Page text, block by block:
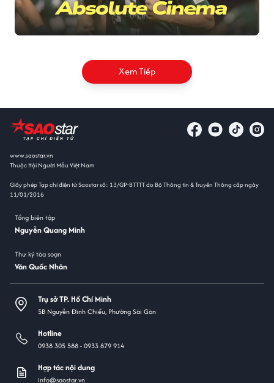
Xem Tiếp
www.saostar.vn
Thuộc Hội Người Mẫu Việt Nam
Giấy phép Tạp chí điện tử Saostar số: 13/GP-BTTTT do Bộ Thông tin & Truyền Thông cấp ngày
11/01/2016
Tổng biên tập
Nguyễn Quang Minh
Thư ký tòa soạn
Văn Quốc Nhân
Trụ sở TP. Hồ Chí Minh
5B Nguyễn Đình Chiểu, Phường Sài Gòn
Hotline
0938 305 588 -0933 879 914
Hợp tác nội dung
info@saostar.vn